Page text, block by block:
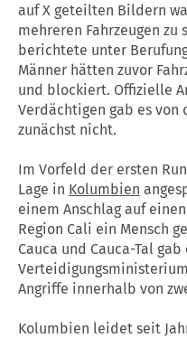
auf X geteilten Bildern
mehreren Fahrzeugen zu
berichtete unter
Männer hätten zuvor
und blockiert. Offizielle
Verdächtigen gab es
zunächst nicht.
Im Vorfeld der ersten
Lage in Kolumbien
einem Anschlag auf
Region Cali ein Mensch
Cauca und Cauca-Tal
Angriffe innerhalb von
Kolumbien leidet seit